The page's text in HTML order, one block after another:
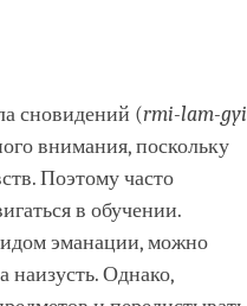
сновидений (rmi-lam-gyi
внимания, поскольку
Поэтому часто
в обучении.
эманации, можно
наизусть. Однако,